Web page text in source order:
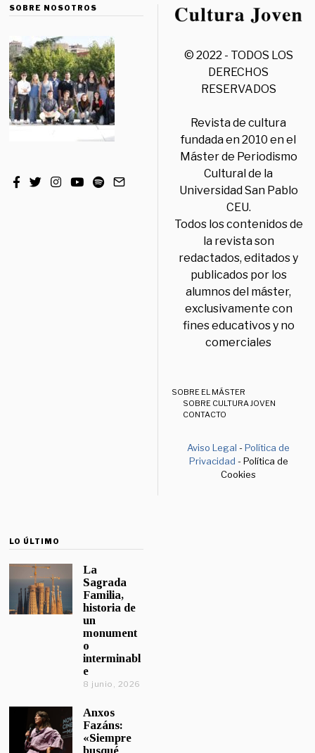
SOBRE NOSOTROS
© 2022 - TODOS LOS
DERECHOS
RESERVADOS
Revista de cultura
fundada en 2010 en el
Máster de Periodismo
Cultural de la
Universidad San Pablo
CEU.
Todos los contenidos de
la revista son
redactados, editados y
publicados por los
alumnos del máster,
exclusivamente con
fines educativos y no
comerciales
SOBRE EL MÁSTER
SOBRE CULTURA JOVEN
CONTACTO
Aviso Legal -Política de
Privacidad - Política de
Cookies
LO ÚLTIMO
La
Sagrada
Familia,
historia de
un
monument
o
interminabl
e
8 junio, 2026
Anxos
Fazáns:
«Siempre